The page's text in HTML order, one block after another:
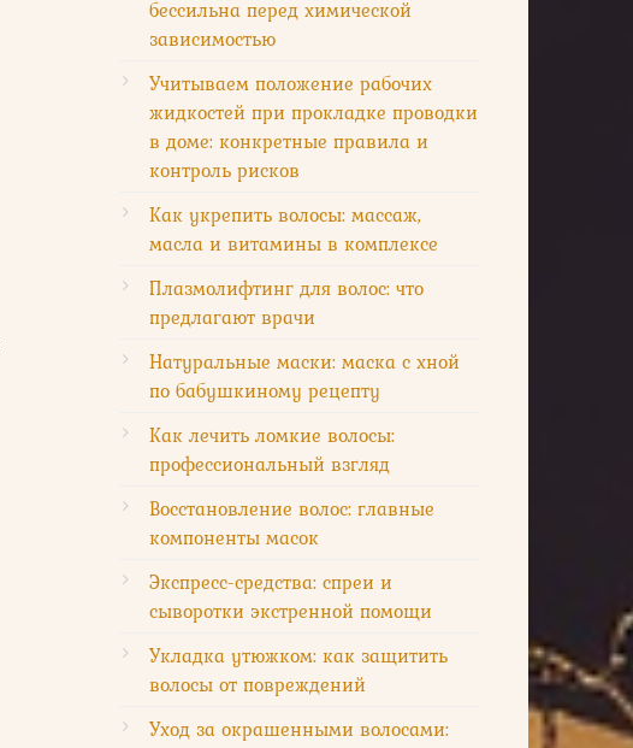
бессильна перед химической
зависимостью
Учитываем положение рабочих
жидкостей при прокладке проводки
в доме: конкретные правила и
контроль рисков
Как укрепить волосы: массаж,
масла и витамины в комплексе
Плазмолифтинг для волос: что
предлагают врачи
Натуральные маски: маска с хной
по бабушкиному рецепту
Как лечить ломкие волосы:
профессиональный взгляд
Восстановление волос: главные
компоненты масок
Экспресс-средства: спреи и
сыворотки экстренной помощи
Укладка утюжком: как защитить
волосы от повреждений
Уход за окрашенными волосами: